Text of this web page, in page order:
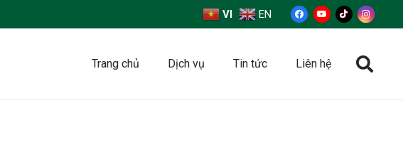
VI EN
Trang chủ Dịch vụ Tin tức Liên hệ